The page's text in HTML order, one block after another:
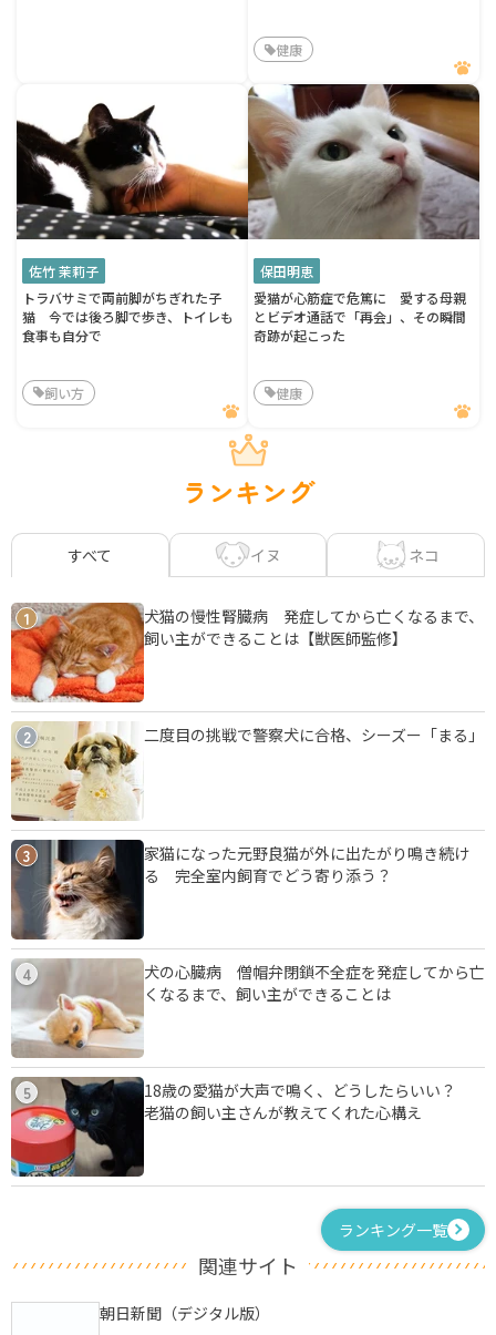
健康
佐竹 茉莉子
トラバサミで両前脚がちぎれた子
猫 今では後ろ脚で歩き、トイレも
食事も自分で
飼い方
保田明恵
愛猫が心筋症で危篤に 愛する母親
とビデオ通話で「再会」、その瞬間
奇跡が起こった
健康
ランキング
すべて イヌ ネコ
1
犬猫の慢性腎臓病 発症してから亡くなるまで、
飼い主ができることは【獣医師監修】
2 二度目の挑戦で警察犬に合格、シーズー「まる」
3
家猫になった元野良猫が外に出たがり鳴き続け
る 完全室内飼育でどう寄り添う？
4
犬の心臓病 僧帽弁閉鎖不全症を発症してから亡
くなるまで、飼い主ができることは
5
18歳の愛猫が大声で鳴く、どうしたらいい？
老猫の飼い主さんが教えてくれた心構え
ランキング一覧
関連サイト
朝日新聞（デジタル版）